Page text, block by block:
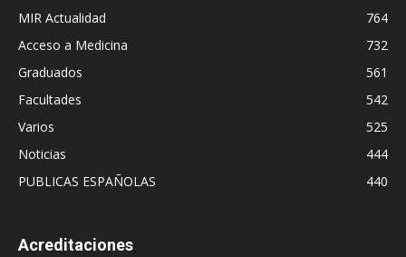
MIR Actualidad
764
Acceso a Medicina
732
Graduados
561
Facultades
542
Varios
525
Noticias
444
PUBLICAS ESPAÑOLAS
440
Acreditaciones